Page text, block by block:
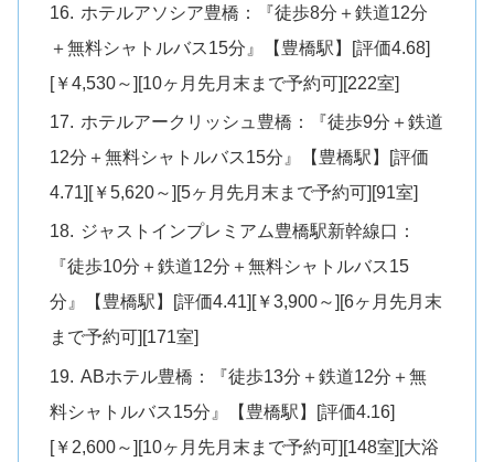
ホテルアソシア豊橋：『徒歩8分＋鉄道12分
＋無料シャトルバス15分』【豊橋駅】[評価4.68]
[￥4,530～][10ヶ月先月末まで予約可][222室]
ホテルアークリッシュ豊橋：『徒歩9分＋鉄道
12分＋無料シャトルバス15分』【豊橋駅】[評価
4.71][￥5,620～][5ヶ月先月末まで予約可][91室]
ジャストインプレミアム豊橋駅新幹線口：
『徒歩10分＋鉄道12分＋無料シャトルバス15
分』【豊橋駅】[評価4.41][￥3,900～][6ヶ月先月末
まで予約可][171室]
ABホテル豊橋：『徒歩13分＋鉄道12分＋無
料シャトルバス15分』【豊橋駅】[評価4.16]
[￥2,600～][10ヶ月先月末まで予約可][148室][大浴